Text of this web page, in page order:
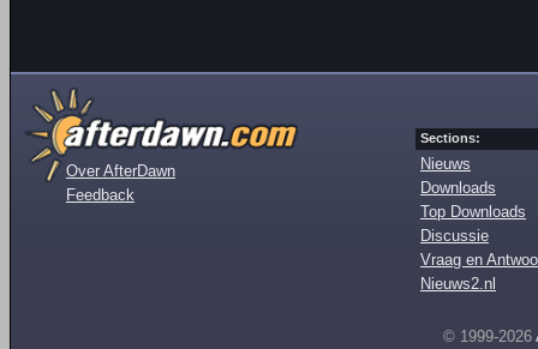
Over AfterDawn
Feedback
Sections:
Nieuws
Downloads
Top Downloads
Discussie
Vraag en
Nieuws2.nl
© 1999-2026